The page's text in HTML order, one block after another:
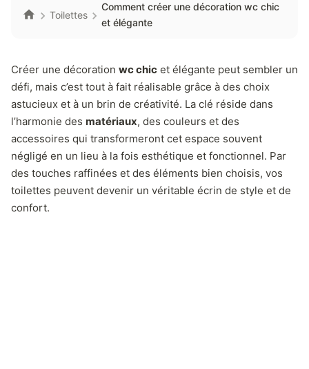
Toilettes
Comment créer une décoration wc chic
et élégante
Créer une décoration wc chic et élégante peut sembler un
défi, mais c’est tout à fait réalisable grâce à des choix
astucieux et à un brin de créativité. La clé réside dans
l’harmonie des matériaux, des couleurs et des
accessoires qui transformeront cet espace souvent
négligé en un lieu à la fois esthétique et fonctionnel. Par
des touches raffinées et des éléments bien choisis, vos
toilettes peuvent devenir un véritable écrin de style et de
confort.